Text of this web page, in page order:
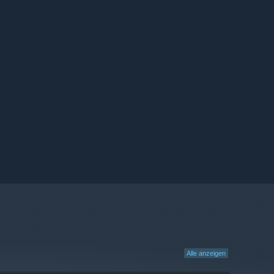
Alle anzeigen